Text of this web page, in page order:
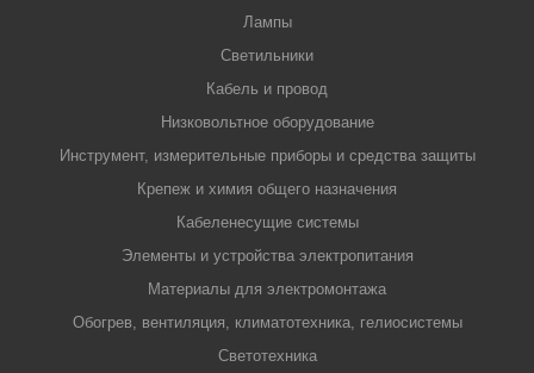
Лампы
Светильники
Кабель и провод
Низковольтное оборудование
Инструмент, измерительные приборы и средства защиты
Крепеж и химия общего назначения
Кабеленесущие системы
Элементы и устройства электропитания
Материалы для электромонтажа
Обогрев, вентиляция, климатотехника, гелиосистемы
Светотехника